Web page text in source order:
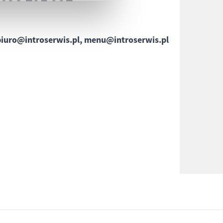
menu@introserwis.pl